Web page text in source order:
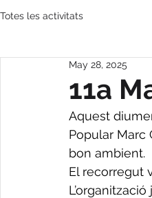
Totes les activitats
11a
May 28, 2025
Aquest
Popular Marc
bon ambient.
El recorregut